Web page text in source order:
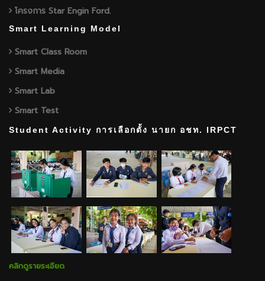
โครงการ Star Engin Ford.
Smart Learning Model
Smart Class Room
Smart Media
Smart Lab
Smart Test
Student Activity การเลือกตั้ง นายก อชท. IRPCT
คลิกดูรายระเอียด